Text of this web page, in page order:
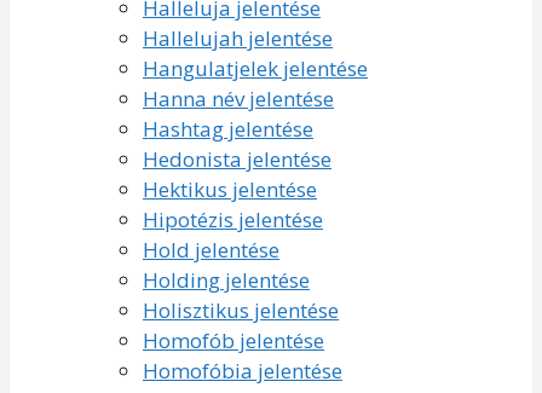
Halleluja jelentése
Hallelujah jelentése
Hangulatjelek jelentése
Hanna név jelentése
Hashtag jelentése
Hedonista jelentése
Hektikus jelentése
Hipotézis jelentése
Hold jelentése
Holding jelentése
Holisztikus jelentése
Homofób jelentése
Homofóbia jelentése